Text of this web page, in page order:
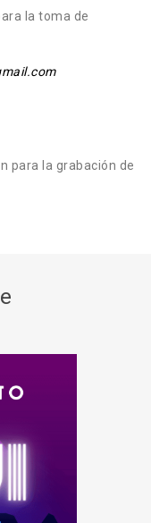
la toma de
para la grabación de